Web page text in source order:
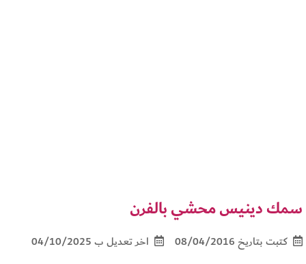
سمك دينيس محشي بالفرن
كتبت بتاريخ 08/04/2016 اخر تعديل ب 04/10/2025